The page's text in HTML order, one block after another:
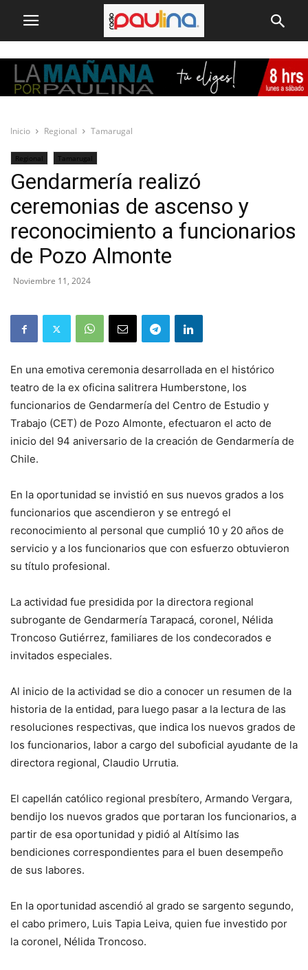
Inicio Regional Tamarugal
Regional Tamarugal
Gendarmería realizó
ceremonias de ascenso y
reconocimiento a funcionarios
de Pozo Almonte
Noviembre 11, 2024
En una emotiva ceremonia desarrollada en el histórico
teatro de la ex oficina salitrera Humberstone, los
funcionarios de Gendarmería del Centro de Estudio y
Trabajo (CET) de Pozo Almonte, efectuaron el acto de
inicio del 94 aniversario de la creación de Gendarmería de
Chile.
En la oportunidad se invistió en sus nuevos grados a los
funcionarios que ascendieron y se entregó el
reconocimiento al personal que cumplió 10 y 20 años de
servicio y a los funcionarios que con esfuerzo obtuvieron
su título profesional.
La actividad fue presidida por la directora regional
subrogante de Gendarmería Tarapacá, coronel, Nélida
Troncoso Gutiérrez, familiares de los condecorados e
invitados especiales.
Al inicio de la actividad se dio a conocer un resumen de la
historia de la entidad, para luego pasar a la lectura de las
resoluciones respectivas, que indica los nuevos grados de
los funcionarios, labor a cargo del suboficial ayudante de la
directora regional, Claudio Urrutia.
El capellán católico regional presbítero, Armando Vergara,
bendijo los nuevos grados que portaran los funcionarios, a
partir de esa oportunidad y pidió al Altísimo las
bendiciones correspondientes para el buen desempeño
de sus labores.
En la oportunidad ascendió al grado se sargento segundo,
el cabo primero, Luis Tapia Leiva, quien fue investido por
la coronel, Nélida Troncoso.